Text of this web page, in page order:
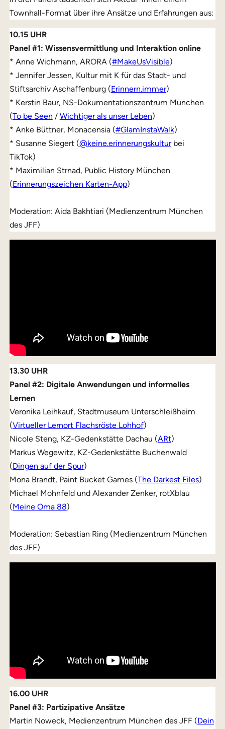
Townhall-Format über ihre Ansätze und Erfahrungen aus:
10.15 UHR
Panel #1: Wissensvermittlung und Interaktion online
* Anne Wichmann, ARORA (#MakeUsVisible)
* Jennifer Jessen, Kultur mit K für das Stadt- und
Stiftsarchiv Aschaffenburg (Erinnern.immer)
* Kerstin Baur, NS-Dokumentationszentrum München
(To be Seen / Wichtiger als unser Leben)
* Anke Büttner, Monacensia (#GlamInstaWalk)
* Susanne Siegert (@keine.erinnerungskulturbei
TikTok)
* Maximilian Strnad, Public History München
(Erinnerungszeichen Karten-App)
Moderation: Aida Bakhtiari (Medienzentrum München
des JFF)
13.30 UHR
Panel #2: Digitale Anwendungen und informelles
Lernen
Veronika Leihkauf, Stadtmuseum Unterschleißheim
(Virtueller Lernort Flachsröste Lohhof)
Nicole Steng, KZ-Gedenkstätte Dachau (ARt)
Markus Wegewitz, KZ-Gedenkstätte Buchenwald
(Dingen auf der Spur)
Mona Brandt, Paint Bucket Games (The Darkest Files)
Michael Mohnfeld und Alexander Zenker, rotXblau
(Meine Oma 88)
Moderation: Sebastian Ring (Medienzentrum München
des JFF)
16.00 UHR
Panel #3: Partizipative Ansätze
Martin Noweck, Medienzentrum München des JFF (Dein